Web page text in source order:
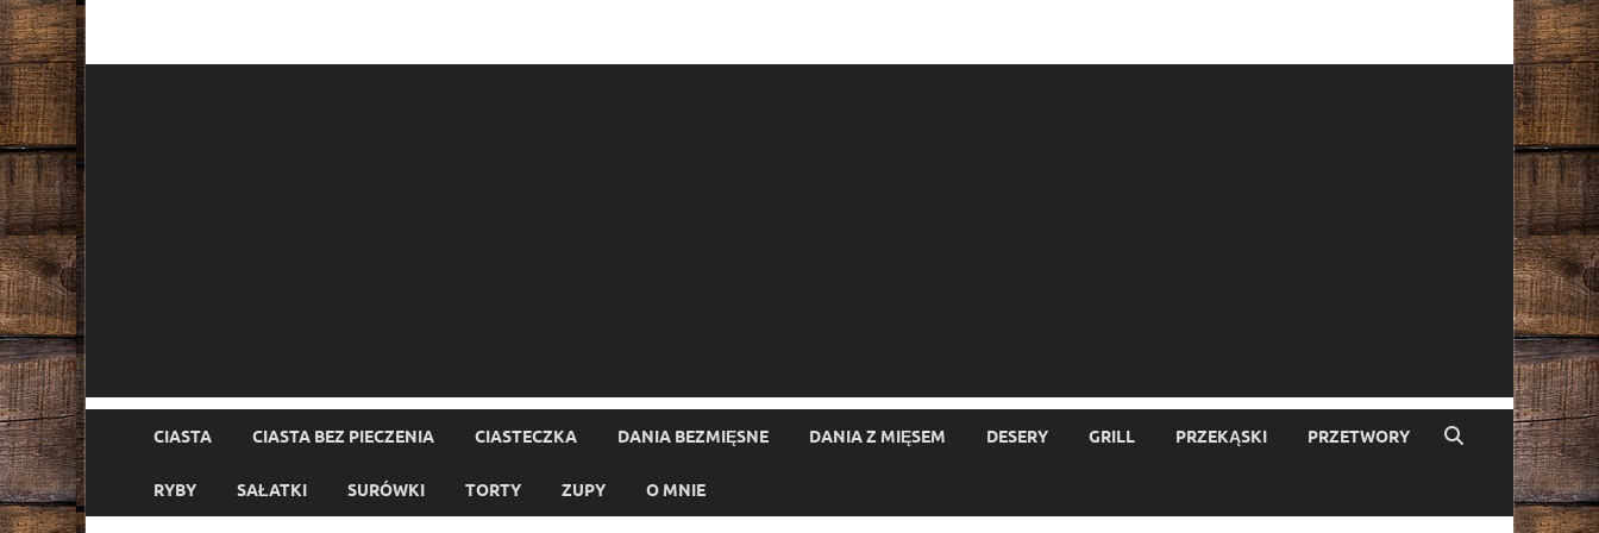
CIASTA CIASTA BEZ PIECZENIA CIASTECZKA DANIA BEZMIĘSNE DANIA Z MIĘSEM DESERY GRILL PRZEKĄSKI PRZETWORY
RYBY SAŁATKI SURÓWKI TORTY ZUPY O MNIE